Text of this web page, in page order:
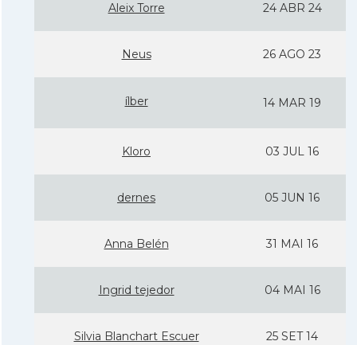
Aleix Torre 24 ABR 24
Neus 26 AGO 23
ílber 14 MAR 19
Kloro 03 JUL 16
dernes 05 JUN 16
Anna Belén 31 MAI 16
Ingrid tejedor 04 MAI 16
Silvia Blanchart Escuer 25 SET 14